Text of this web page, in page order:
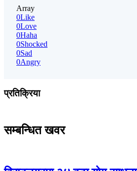
Array
0Like
0Love
0Haha
0Shocked
0Sad
0Angry
प्रतिक्रिया
सम्बन्धित खवर